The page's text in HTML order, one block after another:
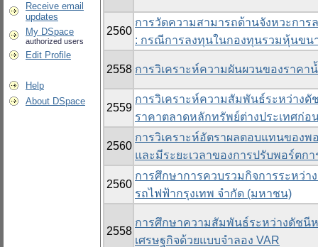
Receive email
updates
My DSpace
authorized users
Edit Profile
Help
About DSpace
2560
การวัดความสามารถด้านจังหวะกา
: กรณีการลงทุนในกองทุนรวมหุ้นขน
2558 การวิเคราะห์ความผันผวนของราค
2559
การวิเคราะห์ความสัมพันธ์ระหว่าง
ราคาตลาดหลักทรัพย์ต่างประเทศก่อ
2560
การวิเคราะห์อัตราผลตอบแทนของ
และมีระยะเวลาของการปรับพอร์ตก
2560
การศึกษาการควบรวมกิจการระหว่
รถไฟฟ้ากรุงเทพ จำกัด (มหาชน)
2558
การศึกษาความสัมพันธ์ระหว่างดัชนี
เศรษฐกิจด้วยแบบจำลอง VAR